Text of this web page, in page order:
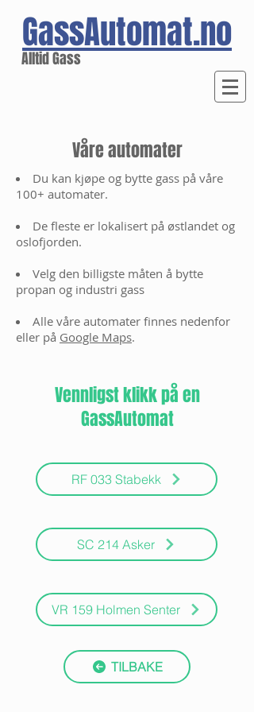
GassAutomat.no
Alltid Gass
Våre automater
Du kan kjøpe og bytte gass på våre
100+ automater.
De fleste er lokalisert på østlandet og
oslofjorden.
Velg den billigste måten å bytte
propan og industri gass
Alle våre automater finnes nedenfor
eller på Google Maps.
Vennligst klikk på en
GassAutomat
RF 033 Stabekk
SC 214 Asker
VR 159 Holmen Senter
TILBAKE